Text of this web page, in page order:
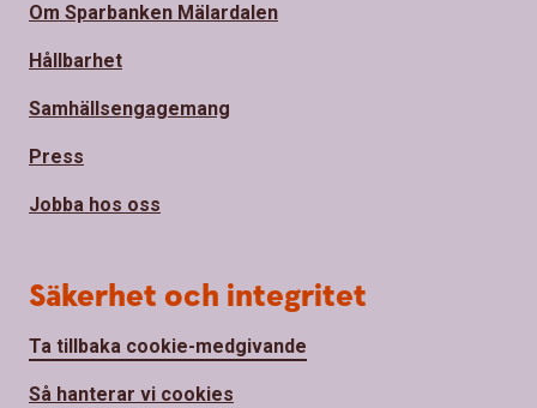
Om Sparbanken Mälardalen
Hållbarhet
Samhällsengagemang
Press
Jobba hos oss
Säkerhet och integritet
Ta tillbaka cookie-medgivande
Så hanterar vi cookies